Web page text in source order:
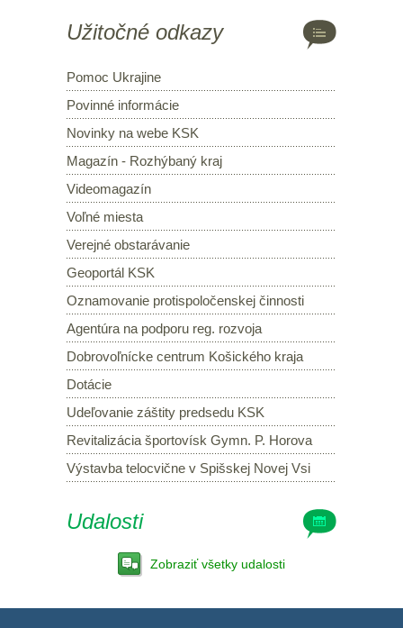
Užitočné odkazy
Pomoc Ukrajine
Povinné informácie
Novinky na webe KSK
Magazín - Rozhýbaný kraj
Videomagazín
Voľné miesta
Verejné obstarávanie
Geoportál KSK
Oznamovanie protispoločenskej činnosti
Agentúra na podporu reg. rozvoja
Dobrovoľnícke centrum Košického kraja
Dotácie
Udeľovanie záštity predsedu KSK
Revitalizácia športovísk Gymn. P. Horova
Výstavba telocvične v Spišskej Novej Vsi
Udalosti
Zobraziť všetky udalosti